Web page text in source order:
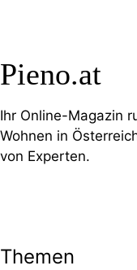
Pieno.at
Ihr Online-Magazin
Wohnen in
von Experten.
Themen